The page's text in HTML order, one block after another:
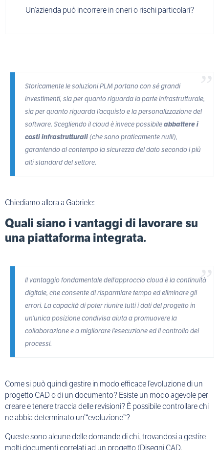
Un’azienda può incorrere in oneri o rischi particolari?
Storicamente le soluzioni PLM portano con sé grandi
investimenti, sia per quanto riguarda la parte infrastrutturale,
sia per quanto riguarda l’acquisto e la personalizzazione del
software. Scegliendo il cloud è invece possibileabbatterei
costi infrastrutturali(che sono praticamente nulli),
garantendo al contempo la sicurezza del dato secondo i più
alti standard del settore.
Chiediamo allora a Gabriele:
Quali siano i vantaggi di lavorare su
una piattaforma integrata.
Il vantaggio fondamentale dell’approccio cloud è la continuità
digitale, che consente di risparmiare tempo ed eliminare gli
errori. La capacità di poter riunire tutti i dati del progetto in
un’unica posizione condivisa aiuta a promuovere la
collaborazione e a migliorare l’esecuzione ed il controllo dei
processi.
Come si può quindi gestire in modo efficace l’evoluzione di un
progetto CAD o di un documento? Esiste un modo agevole per
creare e tenere traccia delle revisioni? È possibile controllare chi
ne abbia determinato un’“evoluzione”?
Queste sono alcune delle domande di chi, trovandosi a gestire
molti documenti correlati ad un progetto (Disegni CAD,